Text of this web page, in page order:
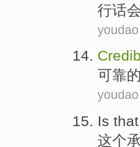
行话
youdao
可靠
youdao
Is that
这个